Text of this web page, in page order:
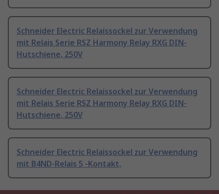
Schneider Electric Relaissockel zur Verwendung
mit Relais Serie RSZ Harmony Relay RXG DIN-
Hutschiene, 250V
Schneider Electric Relaissockel zur Verwendung
mit Relais Serie RSZ Harmony Relay RXG DIN-
Hutschiene, 250V
Schneider Electric Relaissockel zur Verwendung
mit B4ND-Relais 5 -Kontakt,